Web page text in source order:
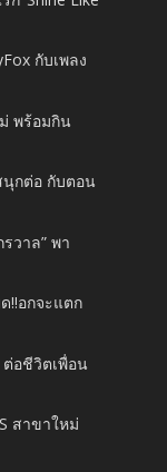
กับเพลง
พร้อมกิน
นุกต่อ กับตอน
วาล” พา
!!อกจะแตก
อชีวิตเพื่อน
สาขาใหม่